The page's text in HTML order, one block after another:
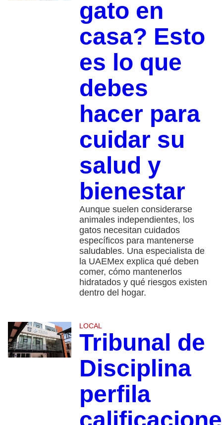
gato en
casa? Esto
es lo que
debes
hacer para
cuidar su
salud y
bienestar
Aunque suelen considerarse
animales independientes, los
gatos necesitan cuidados
específicos para mantenerse
saludables. Una especialista de
la UAEMex explica qué deben
comer, cómo mantenerlos
hidratados y qué riesgos existen
dentro del hogar.
LOCAL
Tribunal de
Disciplina
perfila